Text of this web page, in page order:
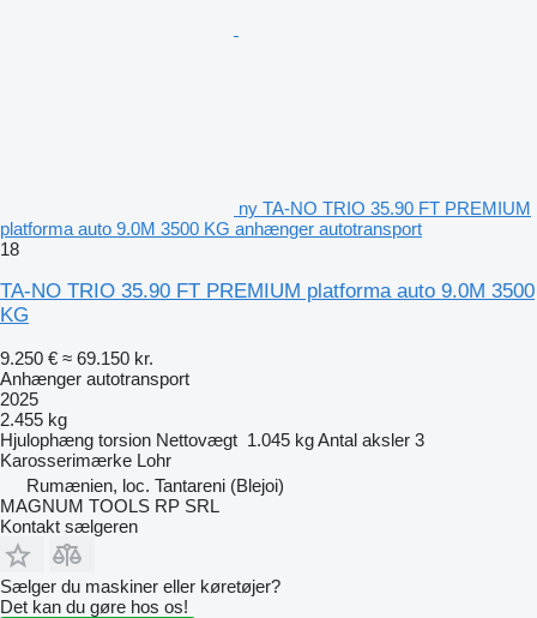
ny TA-NO TRIO 35.90 FT PREMIUM
platforma auto 9.0M 3500 KG anhænger autotransport
18
TA-NO TRIO 35.90 FT PREMIUM platforma auto 9.0M 3500
KG
9.250 € ≈ 69.150 kr.
Anhænger autotransport
2025
2.455 kg
Hjulophæng torsion Nettovægt 1.045 kgAntal aksler 3
Karosserimærke Lohr
Rumænien, loc. Tantareni (Blejoi)
MAGNUM TOOLS RP SRL
Kontakt sælgeren
Sælger du maskiner eller køretøjer?
Det kan du gøre hos os!